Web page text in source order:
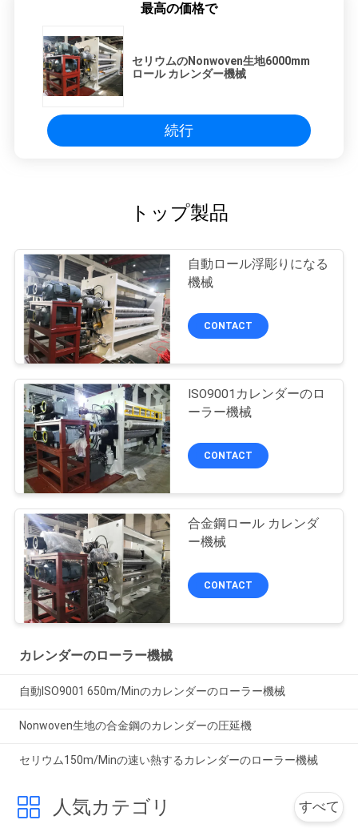
最高の価格で
セリウムのNonwoven生地6000mm
ロール カレンダー機械
続行
トップ製品
自動ロール浮彫りになる
機械
CONTACT
ISO9001カレンダーのロ
ーラー機械
CONTACT
合金鋼ロール カレンダ
ー機械
CONTACT
カレンダーのローラー機械
自動ISO9001 650m/Minのカレンダーのローラー機械
Nonwoven生地の合金鋼のカレンダーの圧延機
セリウム150m/Minの速い熱するカレンダーのローラー機械
人気カテゴリ すべて